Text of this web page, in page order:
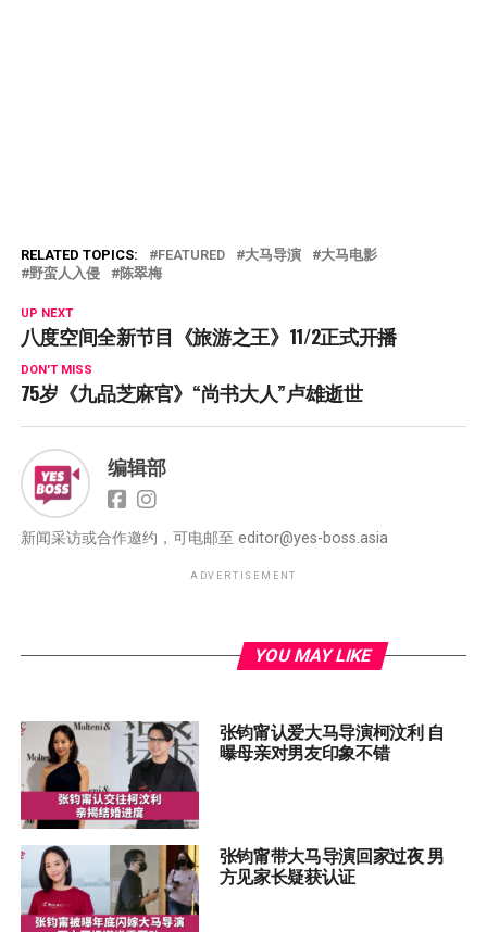
RELATED TOPICS: FEATURED 大马导演
大马电影
野蛮人入侵
陈翠梅
UP NEXT
八度空间全新节目《旅游之王》11/2正式开播
DON'T MISS
75岁《九品芝麻官》“尚书大人”卢雄逝世
编辑部
新闻采访或合作邀约，可电邮至 editor@yes-boss.asia
ADVERTISEMENT
YOU MAY LIKE
张钧甯认爱大马导演柯汶利 自
曝母亲对男友印象不错
张钧甯带大马导演回家过夜 男
方见家长疑获认证